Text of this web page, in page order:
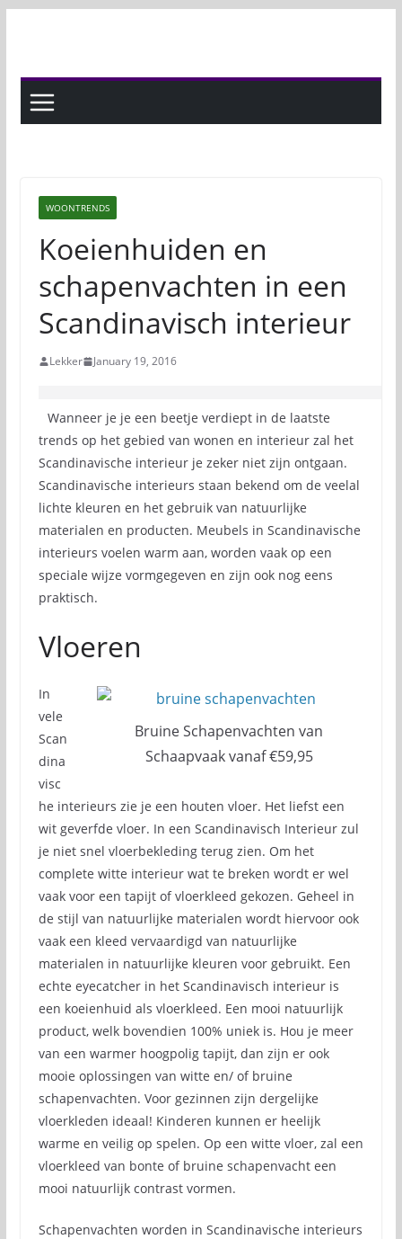
WOONTRENDS
Koeienhuiden en
schapenvachten in een
Scandinavisch interieur
Lekker January 19, 2016
Wanneer je je een beetje verdiept in de laatste
trends op het gebied van wonen en interieur zal het
Scandinavische interieur je zeker niet zijn ontgaan.
Scandinavische interieurs staan bekend om de veelal
lichte kleuren en het gebruik van natuurlijke
materialen en producten. Meubels in Scandinavische
interieurs voelen warm aan, worden vaak op een
speciale wijze vormgegeven en zijn ook nog eens
praktisch.
Vloeren
Bruine Schapenvachten van
Schaapvaak vanaf €59,95
In
vele
Scan
dina
visc
he interieurs zie je een houten vloer. Het liefst een
wit geverfde vloer. In een Scandinavisch Interieur zul
je niet snel vloerbekleding terug zien. Om het
complete witte interieur wat te breken wordt er wel
vaak voor een tapijt of vloerkleed gekozen. Geheel in
de stijl van natuurlijke materialen wordt hiervoor ook
vaak een kleed vervaardigd van natuurlijke
materialen in natuurlijke kleuren voor gebruikt. Een
echte eyecatcher in het Scandinavisch interieur is
een koeienhuid als vloerkleed. Een mooi natuurlijk
product, welk bovendien 100% uniek is. Hou je meer
van een warmer hoogpolig tapijt, dan zijn er ook
mooie oplossingen van witte en/ of bruine
schapenvachten. Voor gezinnen zijn dergelijke
vloerkleden ideaal! Kinderen kunnen er heelijk
warme en veilig op spelen. Op een witte vloer, zal een
vloerkleed van bonte of bruine schapenvacht een
mooi natuurlijk contrast vormen.
Schapenvachten worden in Scandinavische interieurs